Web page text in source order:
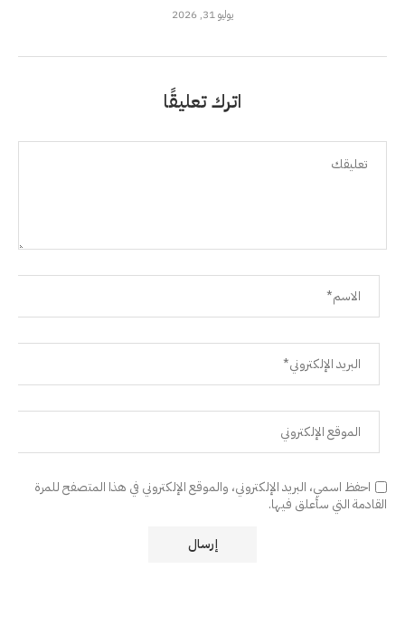
يوليو 31, 2026
اترك تعليقًا
احفظ اسمي، البريد الإلكتروني، والموقع الإلكتروني في هذا المتصفح للمرة
القادمة التي سأعلق فيها.